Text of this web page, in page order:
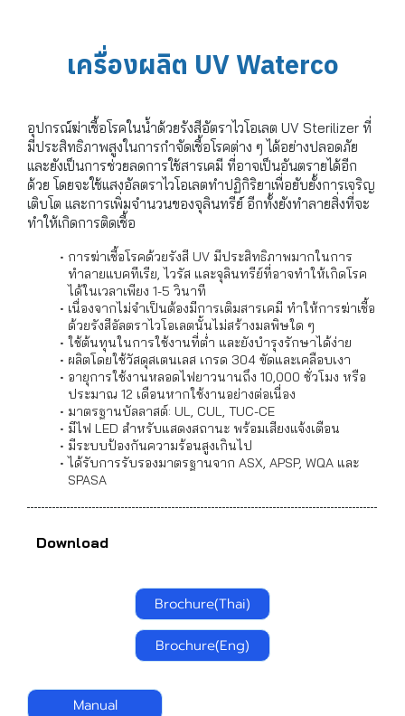
เครื่องผลิต UV Waterco
อุปกรณ์ฆ่าเชื้อโรคในน้ำด้วยรังสีอัตราไวโอเลต UV Sterilizer ที่
มีประสิทธิภาพสูงในการกำจัดเชื้อโรคต่าง ๆ ได้อย่างปลอดภัย
และยังเป็นการช่วยลดการใช้สารเคมี ที่อาจเป็นอันตรายได้อีก
ด้วย โดยจะใช้แสงอัลตราไวโอเลตทำปฏิกิริยาเพื่อยับยั้งการเจริญ
เติบโต และการเพิ่มจำนวนของจุลินทรีย์ อีกทั้งยังทำลายสิ่งที่จะ
ทำให้เกิดการติดเชื้อ
การฆ่าเชื้อโรคด้วยรังสี UV มีประสิทธิภาพมากในการ
ทำลายแบคทีเรีย, ไวรัส และจุลินทรีย์ที่อาจทำให้เกิดโรค
ได้ในเวลาเพียง 1-5 วินาที
เนื่องจากไม่จำเป็นต้องมีการเติมสารเคมี ทำให้การฆ่าเชื้อ
ด้วยรังสีอัลตราไวโอเลตนั้นไม่สร้างมลพิษใด ๆ
ใช้ต้นทุนในการใช้งานที่ต่ำ และยังบำรุงรักษาได้ง่าย
ผลิตโดยใช้วัสดุสเตนเลส เกรด 304 ขัดและเคลือบเงา
อายุการใช้งานหลอดไฟยาวนานถึง 10,000 ชั่วโมง หรือ
ประมาณ 12 เดือนหากใช้งานอย่างต่อเนื่อง
มาตรฐานบัลลาสต์: UL, CUL, TUC-CE
มีไฟ LED สำหรับแสดงสถานะ พร้อมเสียงแจ้งเตือน
มีระบบป้องกันความร้อนสูงเกินไป
ได้รับการรับรองมาตรฐานจาก ASX, APSP, WQA และ
SPASA
Download
Brochure(Thai)
Brochure(Eng)
Manual